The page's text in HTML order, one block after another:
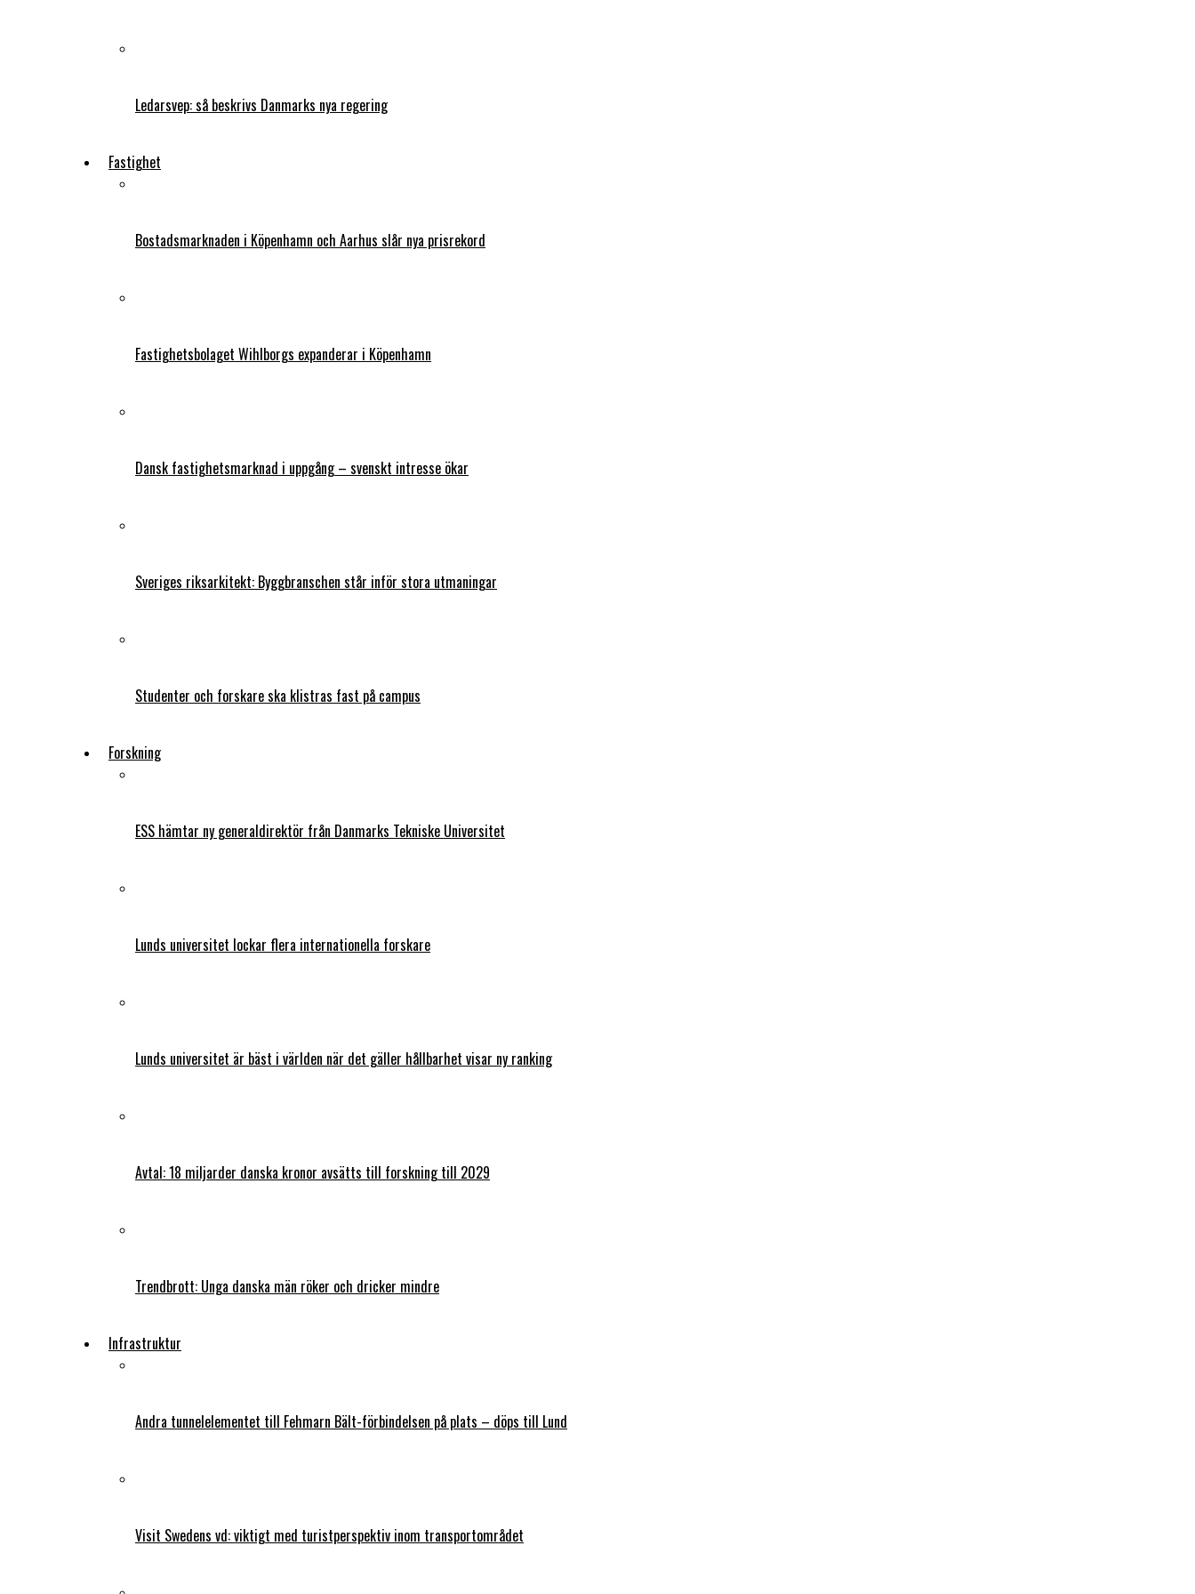
Ledarsvep: så beskrivs Danmarks nya regering
Fastighet
Bostadsmarknaden i Köpenhamn och Aarhus slår nya prisrekord
Fastighetsbolaget Wihlborgs expanderar i Köpenhamn
Dansk fastighetsmarknad i uppgång – svenskt intresse ökar
Sveriges riksarkitekt: Byggbranschen står inför stora utmaningar
Studenter och forskare ska klistras fast på campus
Forskning
ESS hämtar ny generaldirektör från Danmarks Tekniske Universitet
Lunds universitet lockar flera internationella forskare
Lunds universitet är bäst i världen när det gäller hållbarhet visar ny ranking
Avtal: 18 miljarder danska kronor avsätts till forskning till 2029
Trendbrott: Unga danska män röker och dricker mindre
Infrastruktur
Andra tunnelelementet till Fehmarn Bält-förbindelsen på plats – döps till Lund
Visit Swedens vd: viktigt med turistperspektiv inom transportområdet